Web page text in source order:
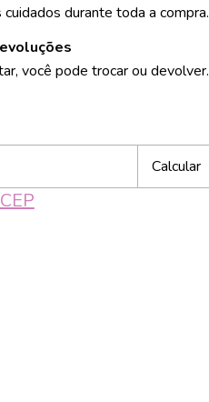
durante toda a compra.
você pode trocar ou devolver.
Calcular